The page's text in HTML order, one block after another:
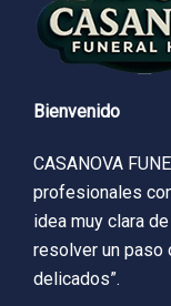
Bienvenido
CASANOVA
profesionales
idea muy clara
resolver un paso
delicados”.